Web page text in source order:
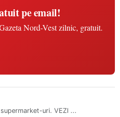
pe email!
Nord-Vest zilnic, gratuit.
supermarket-uri. VEZI ...